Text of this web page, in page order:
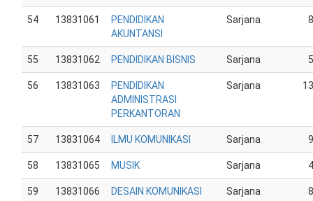
54 13831061
PENDIDIKAN
AKUNTANSI
Sarjana
55 13831062 PENDIDIKAN BISNIS Sarjana
56 13831063
PENDIDIKAN
ADMINISTRASI
PERKANTORAN
Sarjana
57 13831064 ILMU KOMUNIKASI Sarjana
58 13831065 MUSIK Sarjana
59 13831066
DESAIN KOMUNIKASI
Sarjana